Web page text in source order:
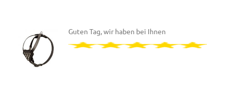
Guten Tag, wir haben bei Ihnen